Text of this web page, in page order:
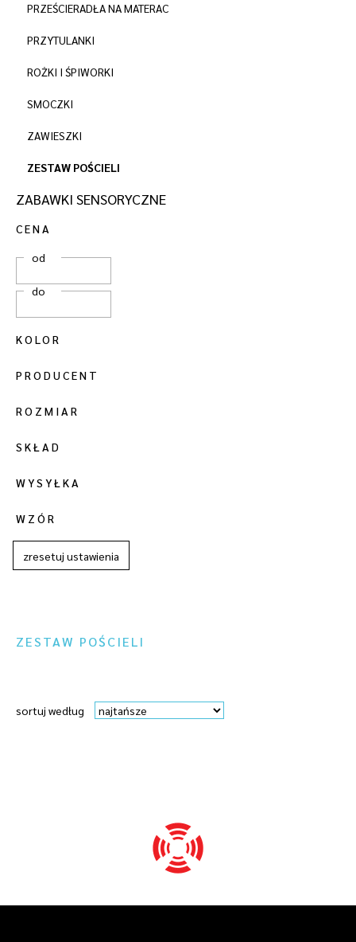
PRZEŚCIERADŁA NA MATERAC
PRZYTULANKI
ROŻKI I ŚPIWORKI
SMOCZKI
ZAWIESZKI
ZESTAW POŚCIELI
ZABAWKI SENSORYCZNE
CENA
od
do
KOLOR
PRODUCENT
ROZMIAR
SKŁAD
WYSYŁKA
WZÓR
zresetuj ustawienia
ZESTAW POŚCIELI
sortuj według